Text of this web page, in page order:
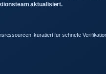
aktualisiert.
kuratiert fur schnelle